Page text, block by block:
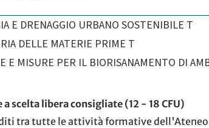
E DRENAGGIO URBANO SOSTENIBILE T
DELLE MATERIE PRIME T
E MISURE PER IL BIORISANAMENTO DI
scelta libera consigliate (12 - 18 CFU)
tra tutte le attività formative